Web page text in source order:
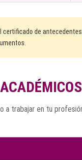
certificado de
a trabajar en tu